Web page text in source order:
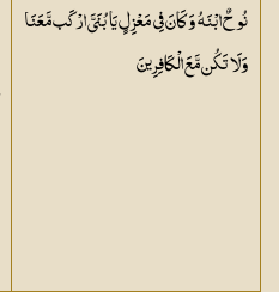
نُوحٌ ابْنَهُ وَكَانَ فِي مَعْزِلٍ يَا بُنَيَّ ارْكَب مَّعَنَا
وَلَا تَكُن مَّعَالْكَافِرِينَ